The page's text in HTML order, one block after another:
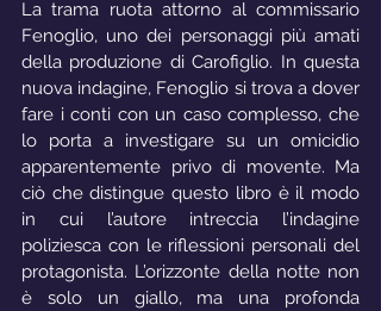
La trama ruota attorno al commissario
Fenoglio, uno dei personaggi più amati
della produzione di Carofiglio. In questa
nuova indagine, Fenoglio si trova a dover
fare i conti con un caso complesso, che
lo porta a investigare su un omicidio
apparentemente privo di movente. Ma
ciò che distingue questo libro è il modo
in cui l’autore intreccia l’indagine
poliziesca con le riflessioni personali del
protagonista. L’orizzonte della notte non
è solo un giallo, ma una profonda